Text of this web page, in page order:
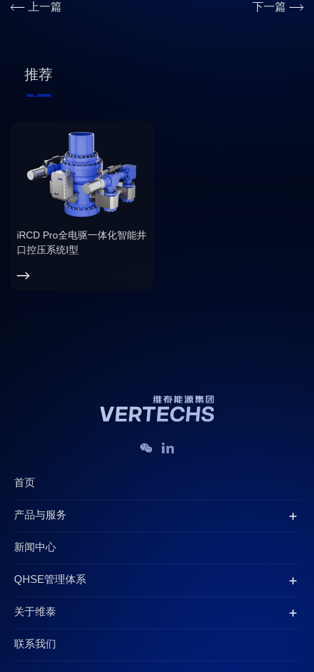
上一篇 下一篇
推荐
iRCD Pro全电驱一体化智能井
口控压系统Ⅰ型
首页
产品与服务
新闻中心
QHSE管理体系
关于维泰
联系我们